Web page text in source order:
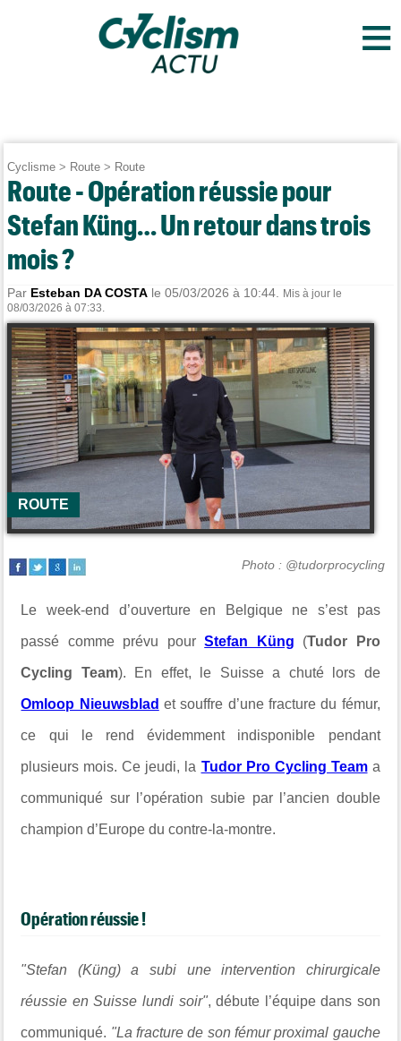
≡
Cyclisme > Route > Route
Route - Opération réussie pour
Stefan Küng… Un retour dans trois
mois ?
Par Esteban DA COSTA le 05/03/2026 à 10:44.
Mis à jour le
08/03/2026 à 07:33.
ROUTE
Photo : @tudorprocycling
Le week-end d’ouverture en Belgique ne s’est pas
passé comme prévu pourStefan Küng (Tudor Pro
Cycling Team). En effet, le Suisse a chuté lors de
Omloop Nieuwsblad et souffre d’une fracture du fémur,
ce qui le rend évidemment indisponible pendant
plusieurs mois. Ce jeudi, la Tudor Pro Cycling Teama
communiqué sur l’opération subie par l’ancien double
champion d’Europe du contre-la-montre.
Opération réussie !
"Stefan (Küng) a subi une intervention chirurgicale
réussie en Suisse lundi soir", débute l’équipe dans son
communiqué. "La fracture de son fémur proximal gauche